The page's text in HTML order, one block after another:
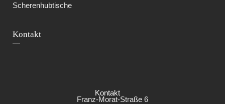
Scherenhubtische
Kontakt
Kontakt
Franz-Morat-Straße 6